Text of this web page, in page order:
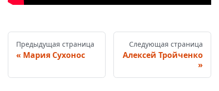
Предыдущая страница
Мария Сухонос
Следующая страница
Алексей Тройченко